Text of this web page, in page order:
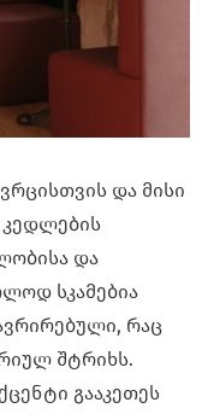
და მისი
და
სკამებია
რაც
შტრიხს.
გააკეთეს